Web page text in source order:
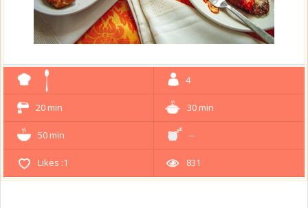
4
20 min 30 min
50 min --
Likes :1 831